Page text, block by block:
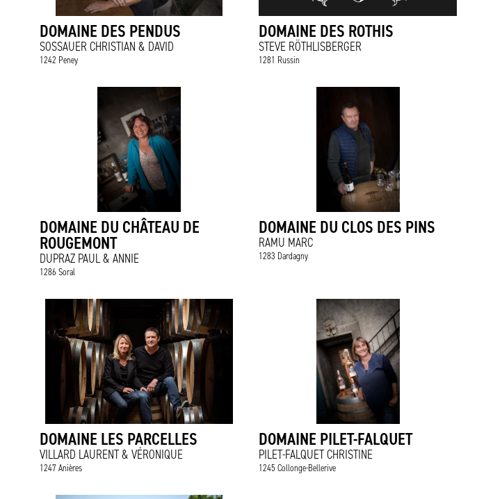
DOMAINE DES PENDUS
SOSSAUER CHRISTIAN & DAVID
1242 Peney
DOMAINE DES ROTHIS
STEVE RÖTHLISBERGER
1281 Russin
DOMAINE DU CHÂTEAU DE
ROUGEMONT
DUPRAZ PAUL & ANNIE
1286 Soral
DOMAINE DU CLOS DES PINS
RAMU MARC
1283 Dardagny
DOMAINE LES PARCELLES
VILLARD LAURENT & VÉRONIQUE
1247 Anières
DOMAINE PILET-FALQUET
PILET-FALQUET CHRISTINE
1245 Collonge-Bellerive